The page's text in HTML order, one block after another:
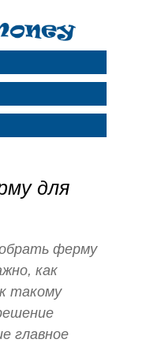
для
ферму
как
такому
главное